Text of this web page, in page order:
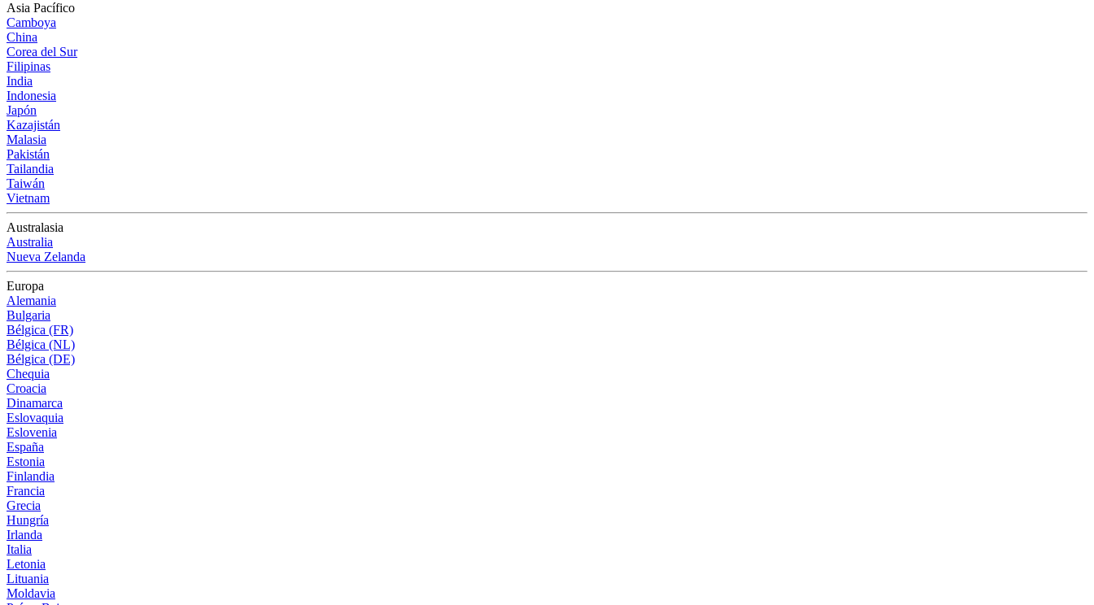
Asia Pacífico
Camboya
China
Corea del Sur
Filipinas
India
Indonesia
Japón
Kazajistán
Malasia
Pakistán
Tailandia
Taiwán
Vietnam
Australasia
Australia
Nueva Zelanda
Europa
Alemania
Bulgaria
Bélgica (FR)
Bélgica (NL)
Bélgica (DE)
Chequia
Croacia
Dinamarca
Eslovaquia
Eslovenia
España
Estonia
Finlandia
Francia
Grecia
Hungría
Irlanda
Italia
Letonia
Lituania
Moldavia